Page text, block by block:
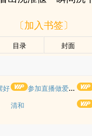
〔加入书签〕
目录 封面
好 参加直播做爱综艺后我火了(NPH)
清和